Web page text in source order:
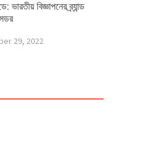
ভারতীয় বিজ্ঞাপনের ব্র্যান্ড
29, 2022